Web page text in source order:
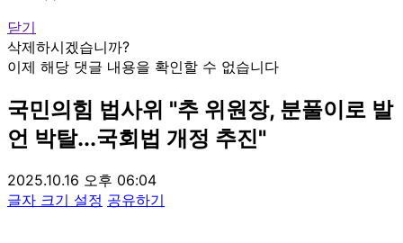
닫기
삭제하시겠습니까?
이제 해당 댓글 내용을 확인할 수 없습니다
국민의힘 법사위 "추 위원장, 분풀이로 발
언 박탈...국회법 개정 추진"
2025.10.16 오후 06:04
글자 크기 설정 공유하기